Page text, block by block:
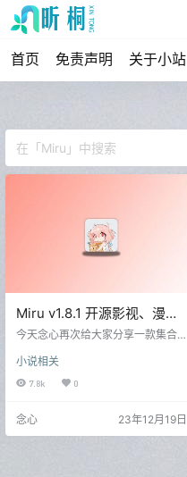
首页 免责声明 关于小站
Miru v1.8.1 开源影视、漫
画、小说三合一神器
今天念心再次给大家分享一款集合
可以看漫画、动漫、小说。 Miru
（安卓） Miru是一款集合小说、漫
默认是英文，可以在设置中修改为
中文。 插件开发者已经给大家内置
小说相关
7.8k 0
念心 23年12月19日